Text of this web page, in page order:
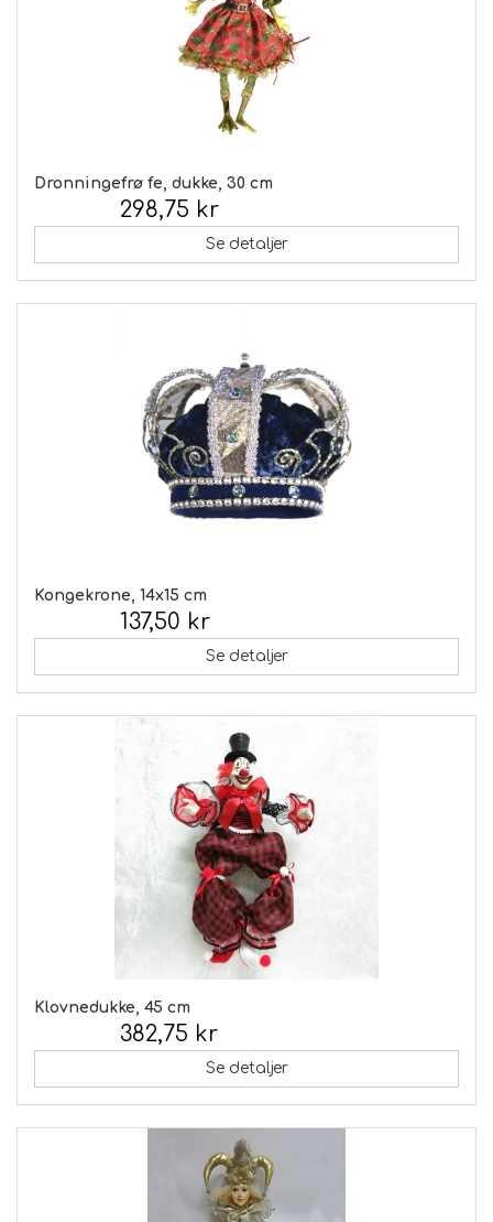
Dronningefrø fe, dukke, 30 cm
298,75 kr
Se detaljer
Kongekrone, 14x15 cm
137,50 kr
Se detaljer
Klovnedukke, 45 cm
382,75 kr
Se detaljer